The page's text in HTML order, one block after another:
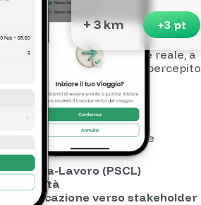
+ 3 km +3 pt
a risparmiare sugli
è un'azione di welfare reale, a
e ad alto impatto percepito
del carpooling
carpooling possono essere
Casa-Lavoro (PSCL)
comunicazione verso stakeholder